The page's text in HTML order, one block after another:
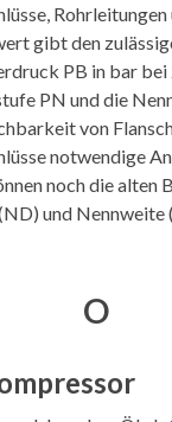
Rohrleitungen
gibt den
PB in bar bei
PN und die
von
notwendige
noch die alten
und Nennweite
O